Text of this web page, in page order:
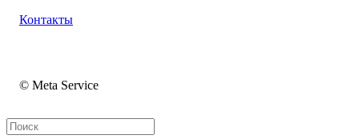
Контакты
© Meta Service